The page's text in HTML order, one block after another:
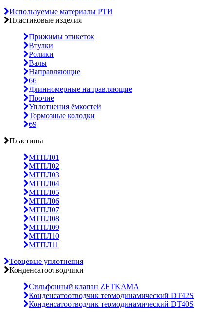
Используемые материалы РТИ
Пластиковые изделия
Прижимы этикеток
Втулки
Ролики
Валы
Направляющие
66
Длинномерные направляющие
Прочие
Уплотнения ёмкостей
Тормозные колодки
69
Пластины
МТПЛ01
МТПЛ02
МТПЛ03
МТПЛ04
МТПЛ05
МТПЛ06
МТПЛ07
МТПЛ08
МТПЛ09
МТПЛ10
МТПЛ11
Торцевые уплотнения
Конденсатоотводчики
Сильфонный клапан ZETKAMA
Конденсатоотводчик термодинамический DT42S
Конденсатоотводчик термодинамический DT40S